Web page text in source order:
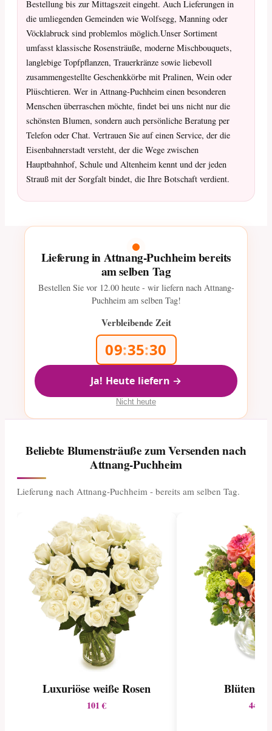
Bestellung bis zur Mittagszeit eingeht. Auch Lieferungen in
die umliegenden Gemeinden wie Wolfsegg, Manning oder
Vöcklabruck sind problemlos möglich.Unser Sortiment
umfasst klassische Rosensträuße, moderne Mischbouquets,
langlebige Topfpflanzen, Trauerkränze sowie liebevoll
zusammengestellte Geschenkkörbe mit Pralinen, Wein oder
Plüschtieren. Wer in Attnang-Puchheim einen besonderen
Menschen überraschen möchte, findet bei uns nicht nur die
schönsten Blumen, sondern auch persönliche Beratung per
Telefon oder Chat. Vertrauen Sie auf einen Service, der die
Eisenbahnerstadt versteht, der die Wege zwischen
Hauptbahnhof, Schule und Altenheim kennt und der jeden
Strauß mit der Sorgfalt bindet, die Ihre Botschaft verdient.
Lieferung in Attnang-Puchheim bereits
am selben Tag
Bestellen Sie vor 12.00heute - wir liefern nach Attnang-
Puchheim am selben Tag!
Verbleibende Zeit
09:35:29
Ja! Heute liefern →
Nicht heute
Beliebte Blumensträuße zum Versenden nach
Attnang-Puchheim
Lieferung nach Attnang-Puchheim - bereits am selben Tag.
Luxuriöse weiße Rosen
101 € 44 €